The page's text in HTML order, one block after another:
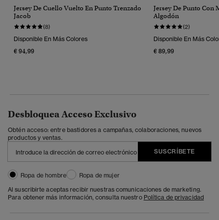
Jersey De Cuello Vuelto En Punto Trenzado
Jacob
(8)
Disponible En Más Colores
€ 94,99
Jersey De Punto Con
Algodón
(2)
Disponible En Más
€ 89,99
Desbloquea Acceso Exclusivo
Obtén acceso: entre bastidores a campañas, colaboraciones, nuevos
productos y ventas.
SUSCRÍBETE
Ropa de hombre
Ropa de mujer
Al suscribirte aceptas recibir nuestras comunicaciones de marketing.
Para obtener más información, consulta nuestro Política de privacidad